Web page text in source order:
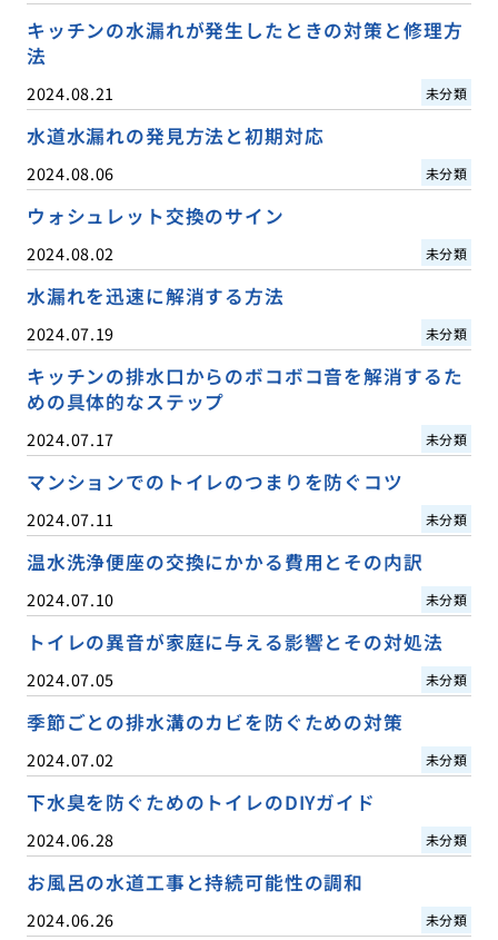
キッチンの水漏れが発生したときの対策と修理方
法
2024.08.21 未分類
水道水漏れの発見方法と初期対応
2024.08.06 未分類
ウォシュレット交換のサイン
2024.08.02 未分類
水漏れを迅速に解消する方法
2024.07.19 未分類
キッチンの排水口からのボコボコ音を解消するた
めの具体的なステップ
2024.07.17 未分類
マンションでのトイレのつまりを防ぐコツ
2024.07.11 未分類
温水洗浄便座の交換にかかる費用とその内訳
2024.07.10 未分類
トイレの異音が家庭に与える影響とその対処法
2024.07.05 未分類
季節ごとの排水溝のカビを防ぐための対策
2024.07.02 未分類
下水臭を防ぐためのトイレのDIYガイド
2024.06.28 未分類
お風呂の水道工事と持続可能性の調和
2024.06.26 未分類